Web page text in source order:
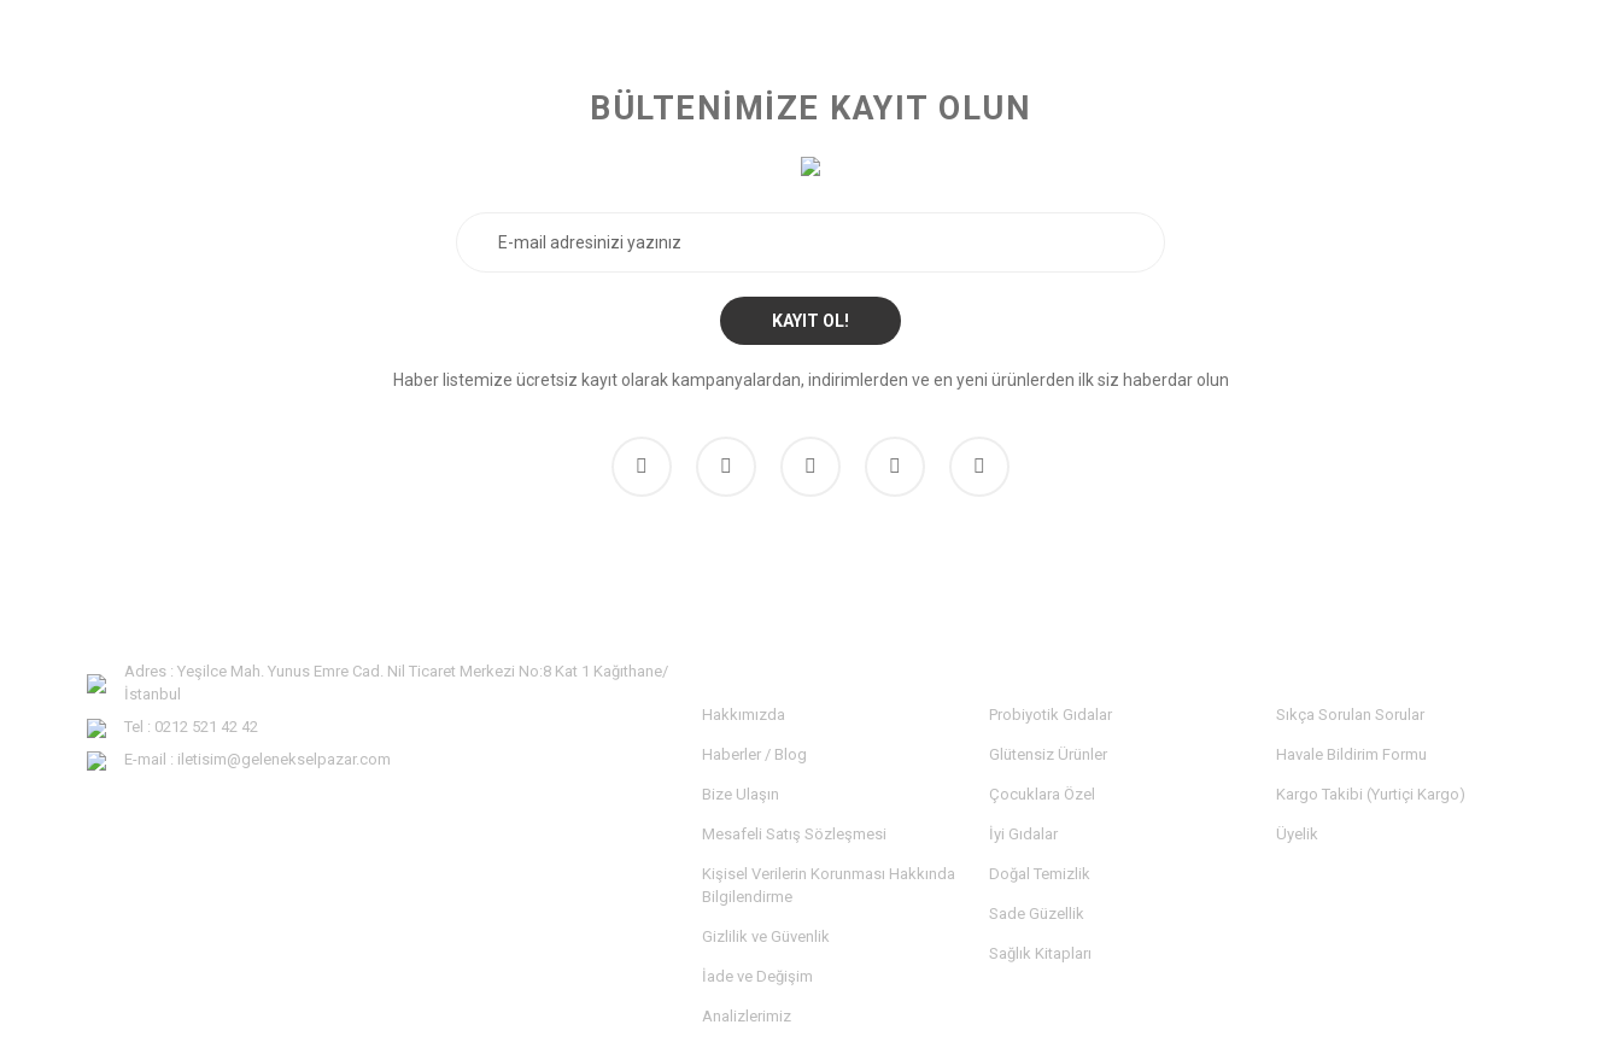
BÜLTENİMİZE KAYIT OLUN
KAYIT OL!
Haber listemize ücretsiz kayıt olarak kampanyalardan, indirimlerden ve en yeni ürünlerden ilk siz haberdar olun
Adres : Yeşilce Mah. Yunus Emre Cad. Nil Ticaret Merkezi No:8 Kat 1 Kağıthane/
İstanbul
Tel : 0212 521 42 42
E-mail : iletisim@gelenekselpazar.com
Hakkımızda
Haberler / Blog
Bize Ulaşın
Mesafeli Satış Sözleşmesi
Kişisel Verilerin Korunması Hakkında
Bilgilendirme
Gizlilik ve Güvenlik
İade ve Değişim
Analizlerimiz
Probiyotik Gıdalar
Glütensiz Ürünler
Çocuklara Özel
İyi Gıdalar
Doğal Temizlik
Sade Güzellik
Sağlık Kitapları
Sıkça Sorulan Sorular
Havale Bildirim Formu
Kargo Takibi (Yurtiçi Kargo)
Üyelik